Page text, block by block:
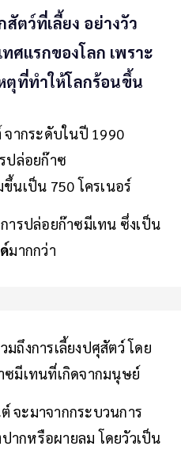
ตว์ที่เลี้ยง อย่างวัว
ศแรกของโลก เพราะ
ตุที่ทำให้โลกร้อนขึ้น
จากระดับในปี 1990
ปล่อยก๊าซ
นเป็น 750 โครเนอร์
ารปล่อยก๊าซมีเทน ซึ่งเป็น
มากกว่า
ถึงการเลี้ยงปศุสัตว์ โดย
ซมีเทนที่เกิดจากมนุษย์
จะมาจากกระบวนการ
ากหรือผายลม โดยวัวเป็น